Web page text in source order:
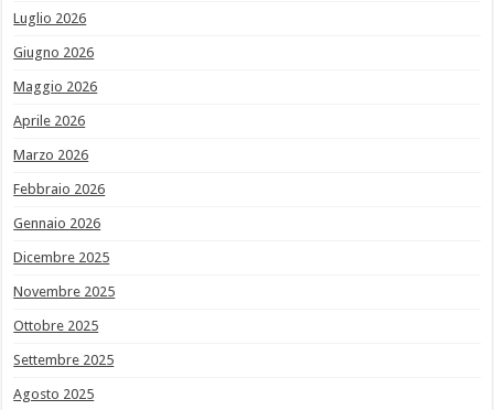
Luglio 2026
Giugno 2026
Maggio 2026
Aprile 2026
Marzo 2026
Febbraio 2026
Gennaio 2026
Dicembre 2025
Novembre 2025
Ottobre 2025
Settembre 2025
Agosto 2025